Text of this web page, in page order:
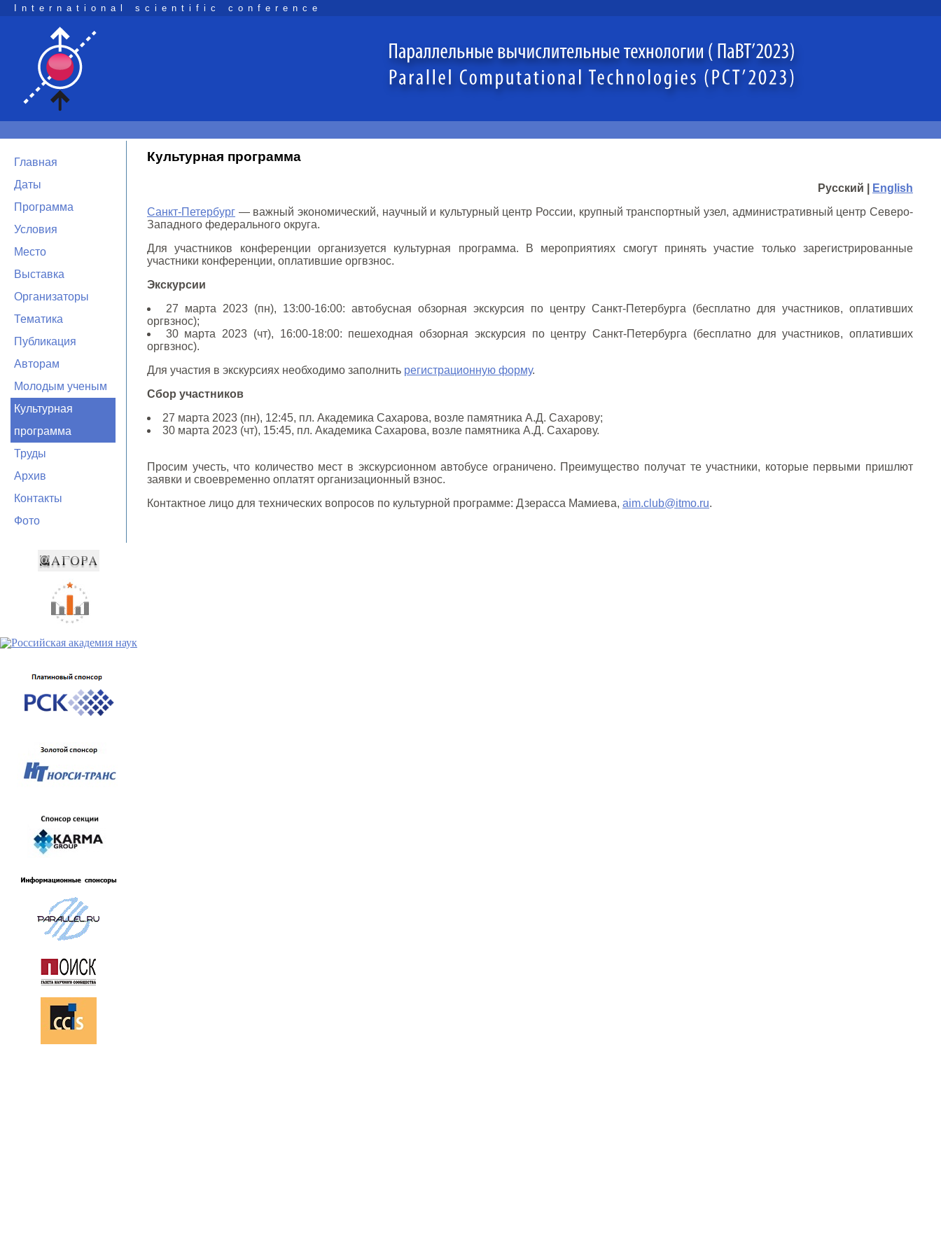
International scientific conference
Главная
Даты
Программа
Условия
Место
Выставка
Организаторы
Тематика
Публикация
Авторам
Молодым ученым
Культурная
программа
Труды
Архив
Контакты
Фото
Культурная программа
Русский |
English
Санкт-Петербург — важный экономический, научный и культурный центр России, крупный транспортный узел, административный центр Северо-
Западного федерального округа.
Для участников конференции организуется культурная программа. В мероприятиях смогут принять участие только зарегистрированные
участники конференции, оплатившие оргвзнос.
Экскурсии
27 марта 2023 (пн), 13:00-16:00: автобусная обзорная экскурсия по центру Санкт-Петербурга (бесплатно для участников, оплативших
оргвзнос);
30 марта 2023 (чт), 16:00-18:00: пешеходная обзорная экскурсия по центру Санкт-Петербурга (бесплатно для участников, оплативших
оргвзнос).
Для участия в экскурсиях необходимо заполнить регистрационную форму.
Сбор участников
27 марта 2023 (пн), 12:45, пл. Академика Сахарова, возле памятника А.Д. Сахарову;
30 марта 2023 (чт), 15:45, пл. Академика Сахарова, возле памятника А.Д. Сахарову.
Просим учесть, что количество мест в экскурсионном автобусе ограничено. Преимущество получат те участники, которые первыми пришлют
заявки и своевременно оплатят организационный взнос.
Контактное лицо для технических вопросов по культурной программе: Дзерасса Мамиева, aim.club@itmo.ru.